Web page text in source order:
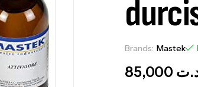
Brands: Mastek
85,000